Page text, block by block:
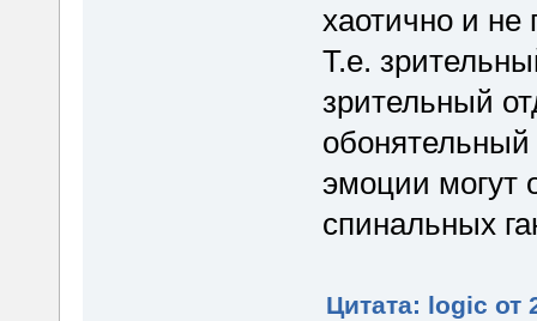
хаотично и не
Т.е.
зрительный
эмоции могут
спинальных
Цитата: logic от